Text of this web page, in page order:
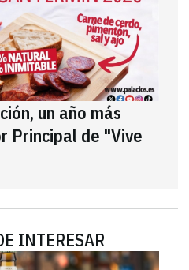
un año más
Principal de "Vive
INTERESAR